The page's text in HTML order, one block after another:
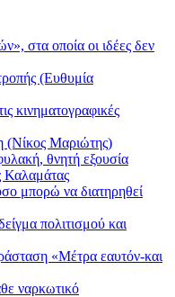
στα οποία οι ιδέες δεν
(Ευθυμία
κινηματογραφικές
(Νίκος Μαριώτης)
θνητή εξουσία
Καλαμάτας
μπορώ να διατηρηθεί
πολιτισμού και
«Μέτρα εαυτόν-και
ναρκωτικό